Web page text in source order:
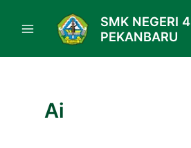
SMK NEGERI 4
PEKANBARU
Ai